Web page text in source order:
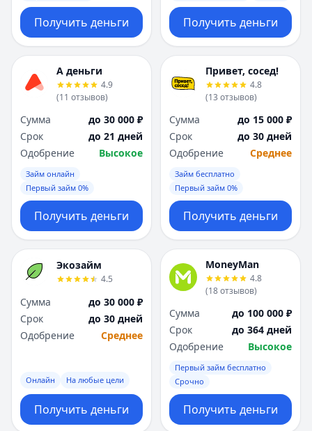
Получить деньги Получить деньги
А деньги
4.9
(11 отзывов)
Сумма
до 30 000 ₽
Срок
до 21 дней
Одобрение
Высокое
Займ онлайн
Первый займ 0%
Получить деньги
Привет, сосед!
4.8
(13 отзывов)
Сумма
до 15 000 ₽
Срок
до 30 дней
Одобрение
Среднее
Займ бесплатно
Первый займ 0%
Получить деньги
Экозайм
4.5
Сумма
до 30 000 ₽
Срок
до 30 дней
Одобрение
Среднее
Онлайн На любые цели
Получить деньги
MoneyMan
4.8
(18отзывов)
Сумма
до 100 000 ₽
Срок
до 364 дней
Одобрение
Высокое
Первый займ бесплатно
Срочно
Получить деньги